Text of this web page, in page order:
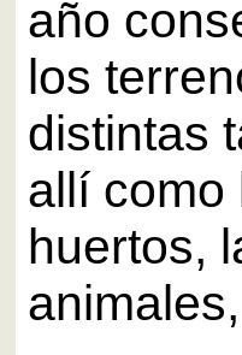
año
los
distintas
allí como
huertos,